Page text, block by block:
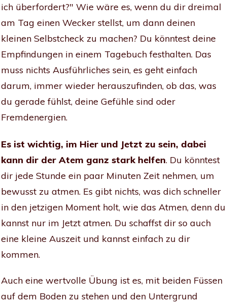
ich überfordert?" Wie wäre es, wenn du dir dreimal
am Tag einen Wecker stellst, um dann deinen
kleinen Selbstcheck zu machen? Du könntest deine
Empfindungen in einem Tagebuch festhalten. Das
muss nichts Ausführliches sein, es geht einfach
darum, immer wieder herauszufinden, ob das, was
du gerade fühlst, deine Gefühle sind oder
Fremdenergien.
Es ist wichtig, im Hier und Jetzt zu sein, dabei
kann dir der Atem ganz stark helfen. Du könntest
dir jede Stunde ein paar Minuten Zeit nehmen, um
bewusst zu atmen. Es gibt nichts, was dich schneller
in den jetzigen Moment holt, wie das Atmen, denn du
kannst nur im Jetzt atmen. Du schaffst dir so auch
eine kleine Auszeit und kannst einfach zu dir
kommen.
Auch eine wertvolle Übung ist es, mit beiden Füssen
auf dem Boden zu stehen und den Untergrund